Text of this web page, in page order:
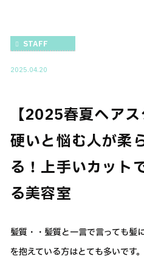
STAFF
2025.04.20
【2025春夏ヘア
硬いと悩む人が柔
る！上手いカット
る美容室
髪質・・髪質と一言で言っても髪
を抱えている方はとても多いです